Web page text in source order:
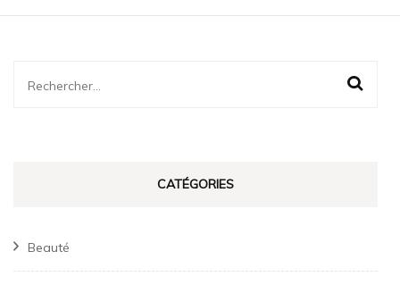
Rechercher :
CATÉGORIES
Beauté